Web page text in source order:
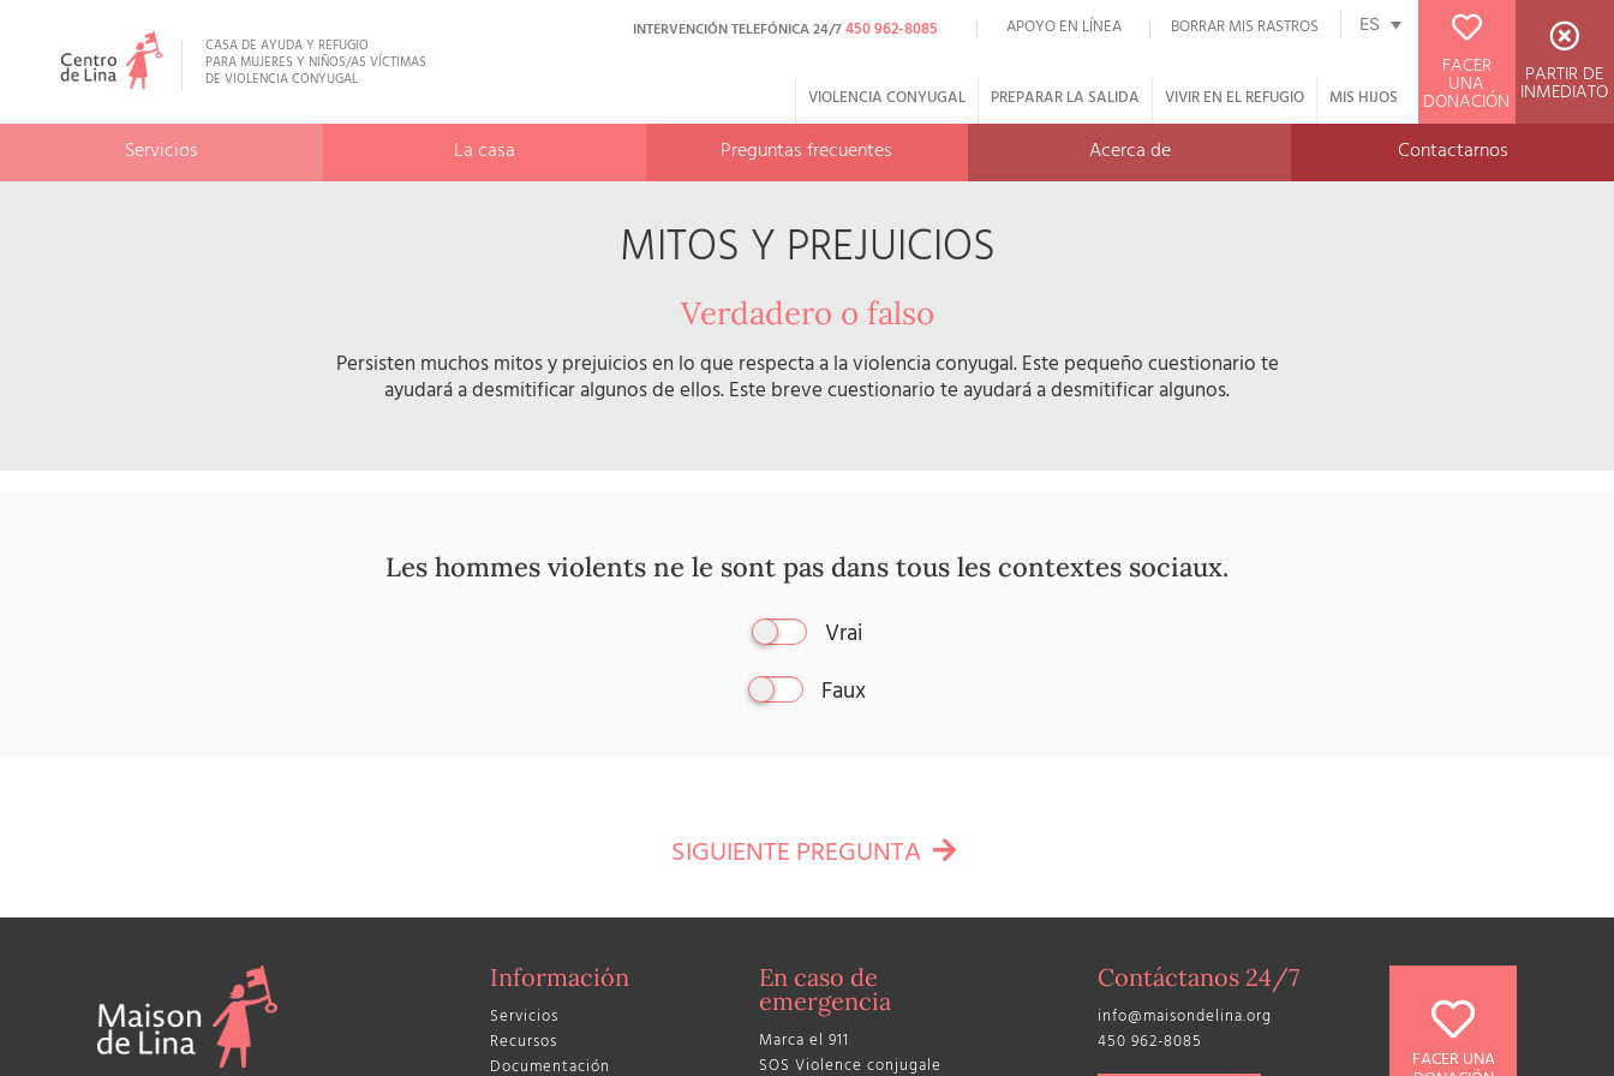
CASA DE AYUDA Y REFUGIO
PARA MUJERES Y NIÑOS/AS VÍCTIMAS
DE VIOLENCIA CONYUGAL
INTERVENCIÓN TELEFÓNICA 24/7450 962-8085 APOYO EN LÍNEA BORRAR MIS RASTROS ES
VIOLENCIA CONYUGAL PREPARAR LA SALIDA VIVIR EN EL REFUGIO MIS HIJOS
FACER
UNA
DONACIÓN
PARTIR DE
INMEDIATO
Servicios La casa Preguntas frecuentes Acerca de Contactarnos
MITOS Y PREJUICIOS
Verdadero o falso
Persisten muchos mitos y prejuicios en lo que respecta a la violencia conyugal. Este pequeño cuestionario te
ayudará a desmitificar algunos de ellos. Este breve cuestionario te ayudará a desmitificar algunos.
Les hommes violents ne le sont pas dans tous les contextes sociaux.
Vrai
Faux
SIGUIENTE PREGUNTA
Información
Servicios
Recursos
Documentación
En caso de
emergencia
Marca el 911
SOS Violence conjugale
Contáctanos 24/7
info@maisondelina.org
450 962-8085
FACER UNA